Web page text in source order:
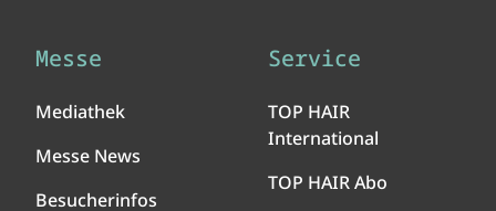
Messe
Mediathek
Messe News
Besucherinfos
Service
TOP HAIR
International
TOP HAIR Abo